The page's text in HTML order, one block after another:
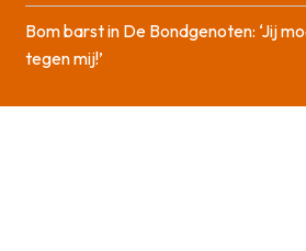
Bom barst in De Bondgenoten: ‘Jij
tegen mij!’